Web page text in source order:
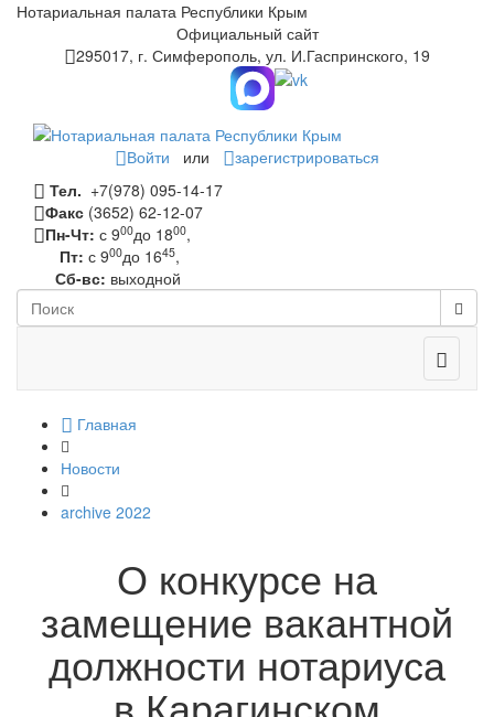
Нотариальная палата Республики Крым
Официальный сайт
295017, г. Симферополь, ул. И.Гаспринского, 19
Войти или
зарегистрироваться
Тел. +7(978) 095-14-17
Факс (3652) 62-12-07
Пн-Чт: с 900до 1800,
Пт: с 900до 1645,
Сб-вс: выходной
Toggle
Главная
Новости
archive 2022
О конкурсе на
замещение вакантной
должности нотариуса